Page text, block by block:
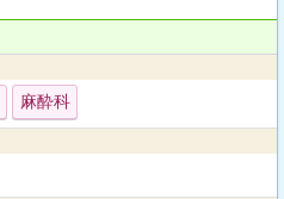
麻酔科